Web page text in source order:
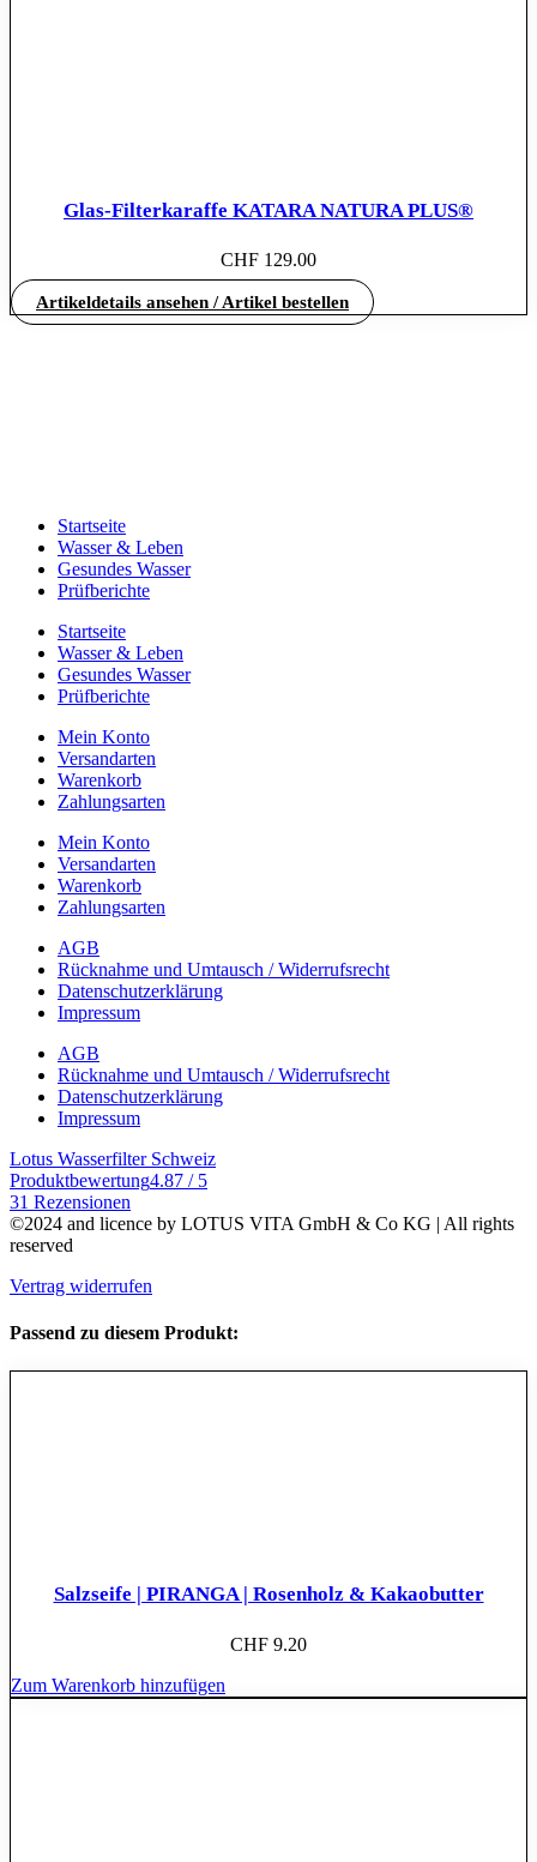
Glas-Filterkaraffe KATARA NATURA PLUS®
CHF 129.00
Artikeldetails ansehen / Artikel bestellen
Startseite
Wasser & Leben
Gesundes Wasser
Prüfberichte
Startseite
Wasser & Leben
Gesundes Wasser
Prüfberichte
Mein Konto
Versandarten
Warenkorb
Zahlungsarten
Mein Konto
Versandarten
Warenkorb
Zahlungsarten
AGB
Rücknahme und Umtausch / Widerrufsrecht
Datenschutzerklärung
Impressum
AGB
Rücknahme und Umtausch / Widerrufsrecht
Datenschutzerklärung
Impressum
Lotus Wasserfilter Schweiz
Produktbewertung4.87 / 5
31 Rezensionen
©2024 and licence by LOTUS VITA GmbH & Co KG | All rights
reserved
Vertrag widerrufen
Passend zu diesem Produkt:
Salzseife | PIRANGA | Rosenholz & Kakaobutter
CHF 9.20
Zum Warenkorb hinzufügen